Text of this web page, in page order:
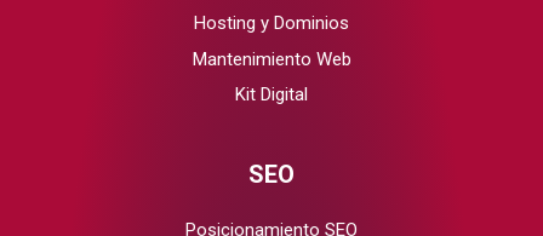
Hosting y Dominios
Mantenimiento Web
Kit Digital
SEO
Posicionamiento SEO